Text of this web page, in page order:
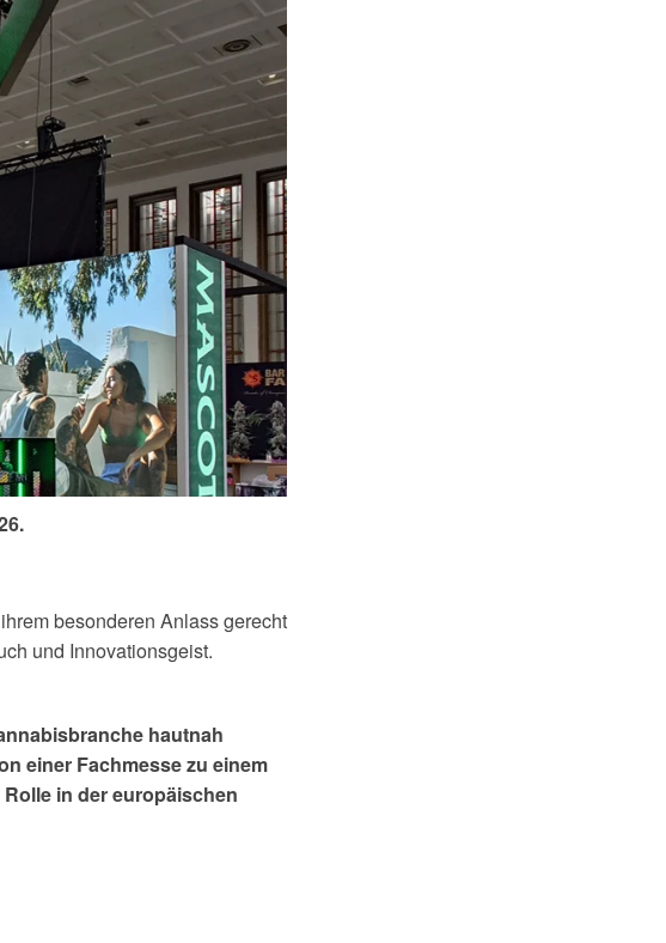
.
besonderen Anlass gerecht
und Innovationsgeist.
hautnah
einer Fachmesse zu einem
in der europäischen